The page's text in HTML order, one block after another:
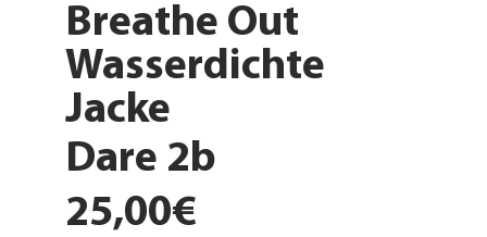
Breathe Out
Wasserdichte
Jacke
Dare 2b
25,00€